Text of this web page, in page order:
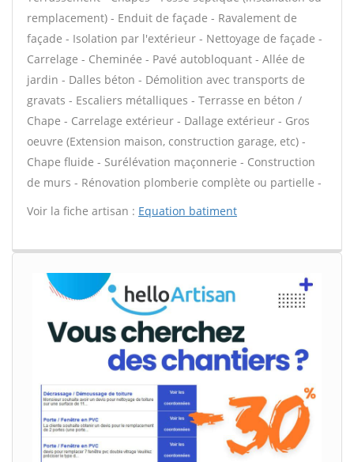
remplacement) - Enduit de façade - Ravalement de
façade - Isolation par l'extérieur - Nettoyage de façade -
Carrelage - Cheminée - Pavé autobloquant - Allée de
jardin - Dalles béton - Démolition avec transports de
gravats - Escaliers métalliques - Terrasse en béton /
Chape - Carrelage extérieur - Dallage extérieur - Gros
oeuvre (Extension maison, construction garage, etc) -
Chape fluide - Surélévation maçonnerie - Construction
de murs - Rénovation plomberie complète ou partielle -
Voir la fiche artisan : Equation batiment